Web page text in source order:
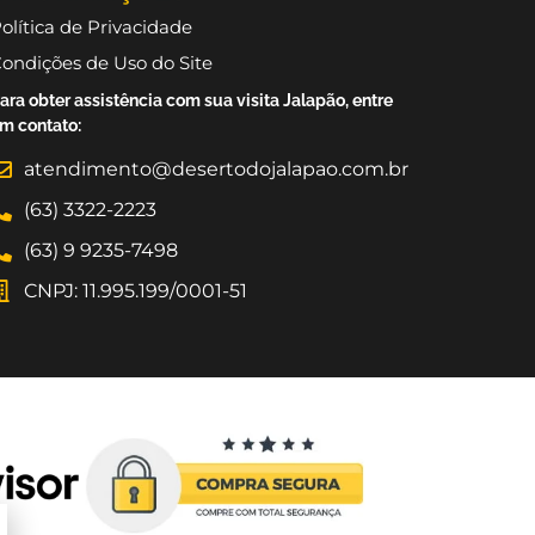
de Privacidade
de Uso do Site
obter assistência com sua visita Jalapão, entre
contato:
atendimento@desertodojalapao.com.br
(63) 3322-2223
(63) 9 9235-7498
CNPJ: 11.995.199/0001-51